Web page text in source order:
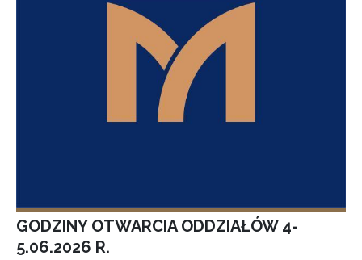
GODZINY OTWARCIA ODDZIAŁÓW 4-
5.06.2026 R.